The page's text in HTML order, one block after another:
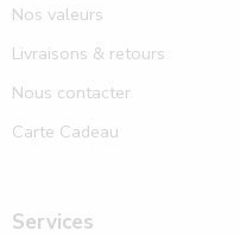
Nos valeurs
Livraisons & retours
Nous contacter
Carte Cadeau
Services